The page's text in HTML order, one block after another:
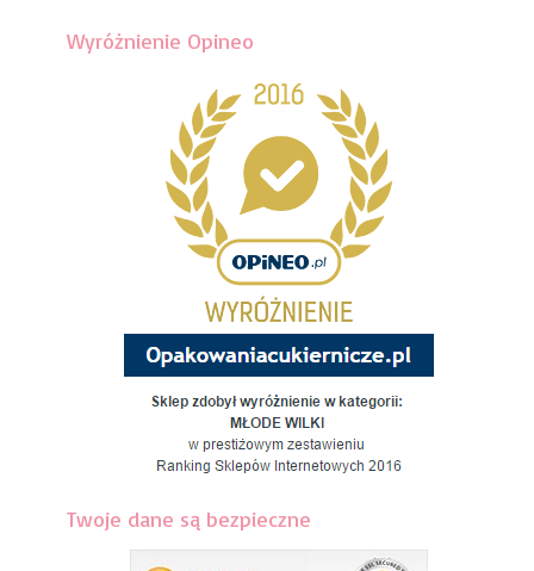
Wyróżnienie Opineo
Twoje dane są bezpieczne